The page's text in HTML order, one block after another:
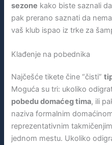
sezone kako biste saznali
pak prerano saznati da
vaš klub ispao iz trke za
Klađenje na pobednika
Najčešće tikete čine “čisti”
Moguća su tri: ukoliko
pobedu domaćeg tima, ili
naziva formalnim
reprezentativnim
jednom mestu. Ukoliko